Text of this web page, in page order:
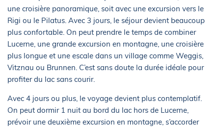
une croisière panoramique, soit avec une excursion vers le
Rigi ou le Pilatus. Avec 3 jours, le séjour devient beaucoup
plus confortable. On peut prendre le temps de combiner
Lucerne, une grande excursion en montagne, une croisière
plus longue et une escale dans un village comme Weggis,
Vitznau ou Brunnen. C’est sans doute la durée idéale pour
profiter du lac sans courir.
Avec 4 jours ou plus, le voyage devient plus contemplatif.
On peut dormir 1 nuit au bord du lac hors de Lucerne,
prévoir une deuxième excursion en montagne, s’accorder